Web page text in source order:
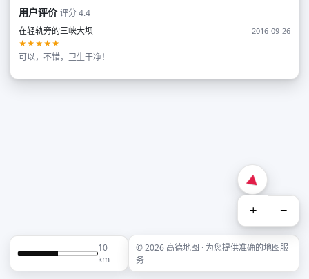
用户评价评分 4.4
在轻轨旁的三峡大坝
2016-09-26
★★★★★
可以，不错，卫生干净！
+ −
10
km
© 2026 高德地图 · 为您提供准确的地图服
务